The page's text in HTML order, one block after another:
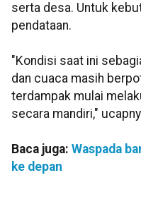
serta desa. Untuk
pendataan.
"Kondisi saat ini
dan cuaca masih
terdampak mulai
secara mandiri,"
Baca juga: Waspada
ke depan